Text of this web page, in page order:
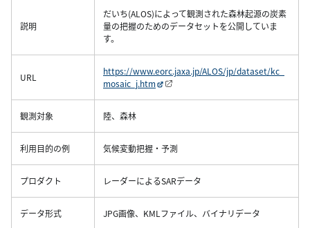
説明
だいち(ALOS)によって観測された森林起源の炭素
量の把握のためのデータセットを公開していま
す。
URL
https://www.eorc.jaxa.jp/ALOS/jp/dataset/kc_
mosaic_j.htm
観測対象 陸、森林
利用目的の例 気候変動把握・予測
プロダクト レーダーによるSARデータ
データ形式 JPG画像、KMLファイル、バイナリデータ